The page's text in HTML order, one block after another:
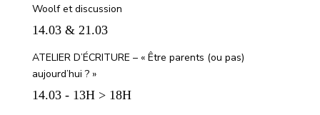
Woolf et discussion
14.03 & 21.03
ATELIER D’ÉCRITURE – « Être parents (ou pas)
aujourd’hui ? »
14.03 - 13H > 18H